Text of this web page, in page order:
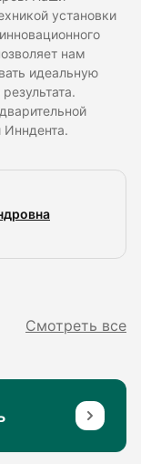
установки
нам
идеальную
Инндента.
Смотреть все